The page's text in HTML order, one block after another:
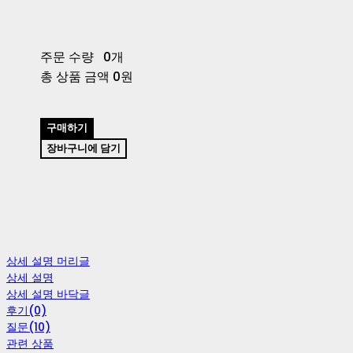
주문 수량 0개
총 상품 금액 0원
구매하기
장바구니에 담기
상세 설명 머리글
상세 설명
상세 설명 바닥글
후기(0)
질문(10)
관련 상품